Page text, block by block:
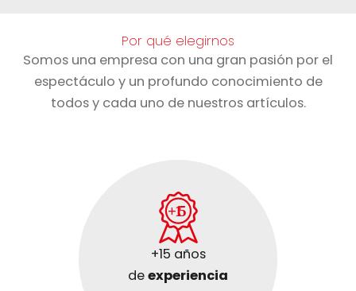
Por qué elegirnos
Somos una empresa con una gran pasión por el
espectáculo y un profundo conocimiento de
todos y cada uno de nuestros artículos.
+15
+15 años
deexperiencia